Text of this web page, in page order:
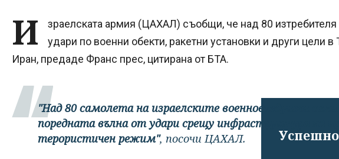
Успешно
И
зраелската армия (ЦАХАЛ) съобщи, че над 80 изтребителя
удари по военни обекти, ракетни установки и други цели
Иран, предаде Франс прес, цитирана от БТА.
"Над 80 самолета на израелските военновъздушни сили
поредната вълна от удари срещу инфраструктура на
терористичен режим", посочи ЦАХАЛ.